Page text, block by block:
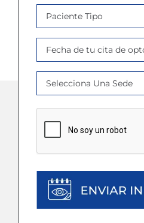
Paciente
Tipo
Fecha
Cita
AAAA
barra
MM
Sede
*